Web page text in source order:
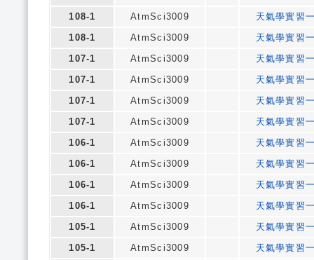
108-1
AtmSci3009
天氣學實習
108-1
AtmSci3009
天氣學實習
107-1
AtmSci3009
天氣學實習
107-1
AtmSci3009
天氣學實習
107-1
AtmSci3009
天氣學實習
107-1
AtmSci3009
天氣學實習
106-1
AtmSci3009
天氣學實習
106-1
AtmSci3009
天氣學實習
106-1
AtmSci3009
天氣學實習
106-1
AtmSci3009
天氣學實習
105-1
AtmSci3009
天氣學實習
105-1
AtmSci3009
天氣學實習